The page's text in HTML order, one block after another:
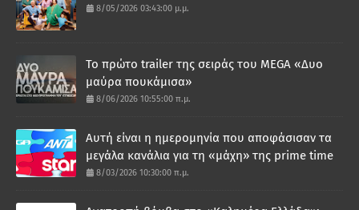
8/05/2026 03:43:00 μ.μ.
Το πρώτο trailer της σειράς του MEGA «Δυο
μαύρα πουκάμισα»
8/06/2026 10:55:00 π.μ.
Αυτή είναι η ημερομηνία που αποφάσισαν τα
μεγάλα κανάλια για τη «μάχη» της prime time
8/03/2026 10:30:00 π.μ.